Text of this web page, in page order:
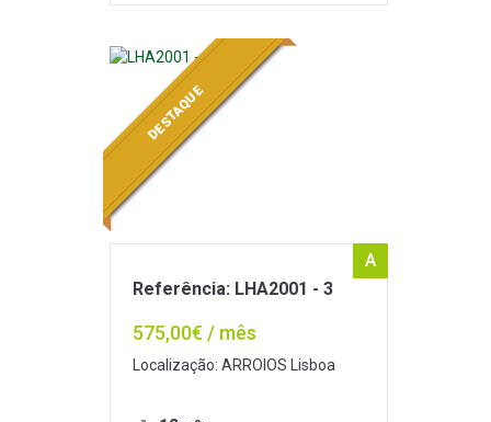
DESTAQUE
A
Referência: LHA2001 - 3
575,00€ / mês
Localização: ARROIOS Lisboa